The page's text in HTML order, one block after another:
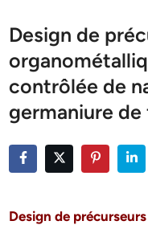
Design de
contrôlée de
germaniure de
Design de